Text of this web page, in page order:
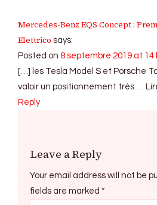
Mercedes-Benz EQS Concept :
Elettrico says:
Posted on 8 septembre 2019 at 14
[…] les Tesla Model S et Porsche
valoir un positionnement très …
Reply
Leave a Reply
Your email address will not be
fields are marked *